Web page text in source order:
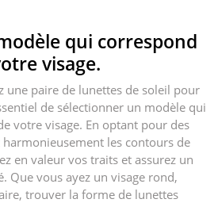
qui correspond
visage.
une paire de lunettes de soleil pour
de sélectionner un modèle qui
votre visage. En optant pour des
les contours de
en valeur vos traits et assurez un
Que vous ayez un visage rond,
trouver la forme de lunettes